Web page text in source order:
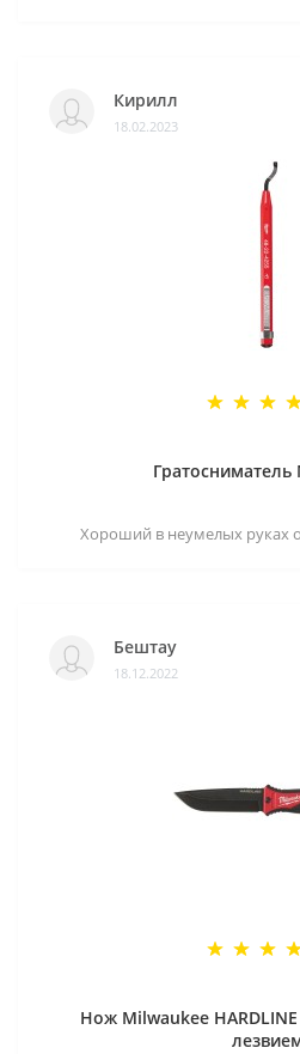
Кирилл
18.02.2023
Гратосниматель
Хороший в неумелых руках
Бештау
18.12.2022
Нож Milwaukee